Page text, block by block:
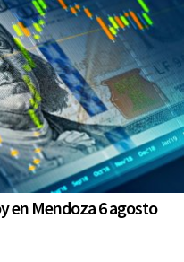
en Mendoza 6 agosto